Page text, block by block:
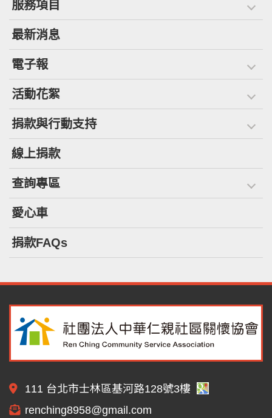
服務項目
最新消息
電子報
活動花絮
捐款與行動支持
線上捐款
查詢專區
愛心車
捐款FAQs
111 台北市士林區基河路128號3樓
renching8958@gmail.com